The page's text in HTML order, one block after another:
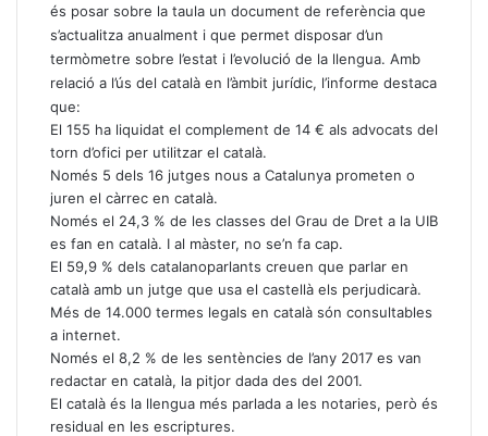
és posar sobre la taula un document de referència que
s’actualitza anualment i que permet disposar d’un
termòmetre sobre l’estat i l’evolució de la llengua. Amb
relació a l’ús del català en l’àmbit jurídic, l’informe destaca
que:
El 155 ha liquidat el complement de 14 € als advocats del
torn d’ofici per utilitzar el català.
Només 5 dels 16 jutges nous a Catalunya prometen o
juren el càrrec en català.
Només el 24,3 % de les classes del Grau de Dret a la UIB
es fan en català. I al màster, no se’n fa cap.
El 59,9 % dels catalanoparlants creuen que parlar en
català amb un jutge que usa el castellà els perjudicarà.
Més de 14.000 termes legals en català són consultables
a internet.
Només el 8,2 % de les sentències de l’any 2017 es van
redactar en català, la pitjor dada des del 2001.
El català és la llengua més parlada a les notaries, però és
residual en les escriptures.